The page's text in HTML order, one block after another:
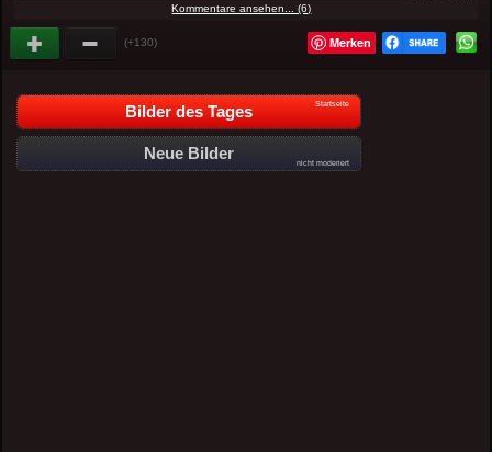
Kommentare ansehen... (6)
(+130) Merken
Bilder des Tages Startseite
Neue Bilder
nicht moderiert